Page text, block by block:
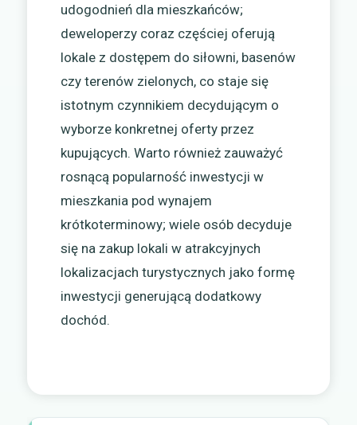
udogodnień dla mieszkańców;
deweloperzy coraz częściej oferują
lokale z dostępem do siłowni, basenów
czy terenów zielonych, co staje się
istotnym czynnikiem decydującym o
wyborze konkretnej oferty przez
kupujących. Warto również zauważyć
rosnącą popularność inwestycji w
mieszkania pod wynajem
krótkoterminowy; wiele osób decyduje
się na zakup lokali w atrakcyjnych
lokalizacjach turystycznych jako formę
inwestycji generującą dodatkowy
dochód.